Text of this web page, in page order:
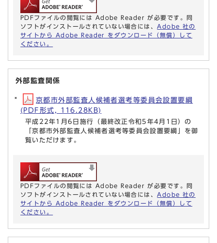
PDFファイルの閲覧には Adobe Reader が必要です。同
ソフトがインストールされていない場合には、 Adobe 社の
サイトから Adobe Reader をダウンロード（無償）して
ください。
外部監査関係
京都市外部監査人候補者選考等委員会設置要綱
(PDF形式, 116.28KB)
平成22年1月6日施行（最終改正令和5年4月1日）の
「京都市外部監査人候補者選考等委員会設置要綱」を御
覧いただけます。
PDFファイルの閲覧には Adobe Reader が必要です。同
ソフトがインストールされていない場合には、 Adobe 社の
サイトから Adobe Reader をダウンロード（無償）して
ください。